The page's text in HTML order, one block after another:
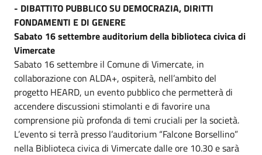
- DIBATTITO PUBBLICO SU DEMOCRAZIA, DIRITTI
FONDAMENTI E DI GENERE
Sabato 16 settembre auditorium della biblioteca civica di
Vimercate
Sabato 16 settembre il Comune di Vimercate, in
collaborazione con ALDA+, ospiterà, nell’ambito del
progetto HEARD, un evento pubblico che permetterà di
accendere discussioni stimolanti e di favorire una
comprensione più profonda di temi cruciali per la società.
L’evento si terrà presso l’auditorium “Falcone Borsellino”
nella Biblioteca civica di Vimercate dalle ore 10.30 e sarà